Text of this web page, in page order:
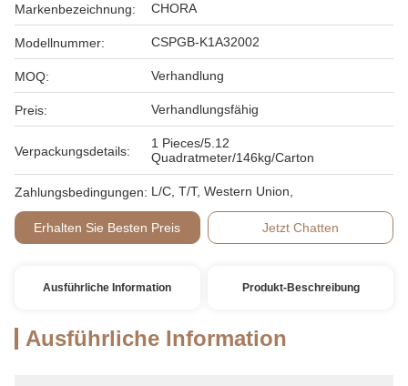
Markenbezeichnung: CHORA
Modellnummer: CSPGB-K1A32002
MOQ: Verhandlung
Preis: Verhandlungsfähig
Verpackungsdetails:
1 Pieces/5.12
Quadratmeter/146kg/Carton
Zahlungsbedingungen: L/C, T/T, Western Union,
Erhalten Sie Besten Preis Jetzt Chatten
Ausführliche Information Produkt-Beschreibung
Ausführliche Information